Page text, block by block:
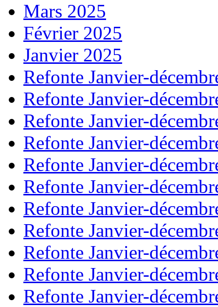
Mars 2025
Février 2025
Janvier 2025
Refonte Janvier-
Refonte Janvier-
Refonte Janvier-
Refonte Janvier-
Refonte Janvier-
Refonte Janvier-
Refonte Janvier-
Refonte Janvier-
Refonte Janvier-
Refonte Janvier-
Refonte Janvier-